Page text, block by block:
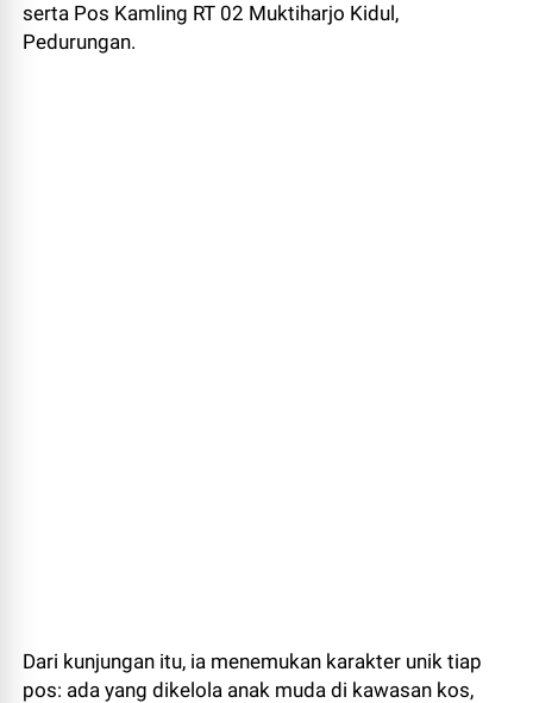
serta Pos Kamling RT 02 Muktiharjo Kidul,
Pedurungan.
Dari kunjungan itu, ia menemukan karakter unik tiap
pos: ada yang dikelola anak muda di kawasan kos,